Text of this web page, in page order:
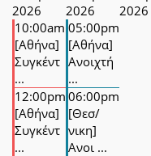
2026
10:00am
[Αθήνα]
Συγκέντ
...
12:00pm
[Αθήνα]
Συγκέντ
...
2026
05:00pm
[Αθήνα]
Ανοιχτή
...
06:00pm
[Θεσ/
νικη]
Ανοι ...
2026